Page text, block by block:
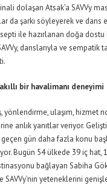
dolaşan Atsak’a SAVVy
da şarkı söyleyerek ve dans
ile hazırlanan doğa
danslarıyla ve sempatik
bir havalimanı deneyimi
yönlendirme, ulaşım, hizmet
anlık yanıtlar veriyor.
gün daha fazla konu
Bugün 54 ülkede 39 iç hat,
bağlayan Sabiha
yeteneklerini